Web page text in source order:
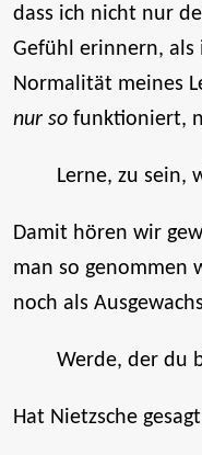
dass ich nicht nur
Gefühl erinnern, als
Normalität meines
nur so funktioniert,
Lerne, zu sein,
Damit hören wir
man so genommen
noch als
Werde, der du
Hat Nietzsche